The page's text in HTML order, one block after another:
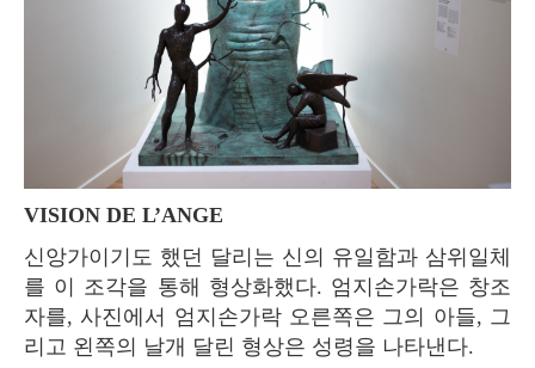
VISION DE L’ANGE
신앙가이기도 했던 달리는 신의 유일함과 삼위일체
를 이 조각을 통해 형상화했다. 엄지손가락은 창조
자를, 사진에서 엄지손가락 오른쪽은 그의 아들, 그
리고 왼쪽의 날개 달린 형상은 성령을 나타낸다.